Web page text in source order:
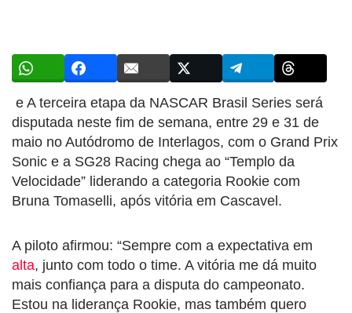
e A terceira etapa da NASCAR Brasil Series será
disputada neste fim de semana, entre 29 e 31 de
maio no Autódromo de Interlagos, com o Grand Prix
Sonic e a SG28 Racing chega ao “Templo da
Velocidade” liderando a categoria Rookie com
Bruna Tomaselli, após vitória em Cascavel.
A piloto afirmou: “Sempre com a expectativa em
alta, junto com todo o time. A vitória me dá muito
mais confiança para a disputa do campeonato.
Estou na liderança Rookie, mas também quero